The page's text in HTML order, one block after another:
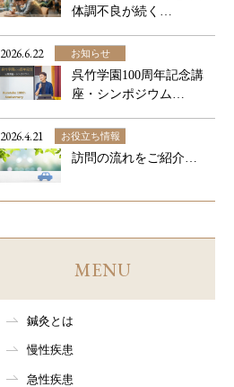
体調不良が続く…
2026.6.22 お知らせ
呉竹学園100周年記念講
座・シンポジウム…
2026.4.21 お役立ち情報
訪問の流れをご紹介…
MENU
鍼灸とは
慢性疾患
急性疾患